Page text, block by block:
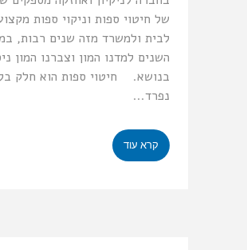
של חיטוי ספות וניקוי ספות
לבית ולמשרד מזה שנים רבות,
השנים למדנו המון וצברנו המון
בנושא. חיטוי ספות הוא חלק
נפרד...
קרא עוד